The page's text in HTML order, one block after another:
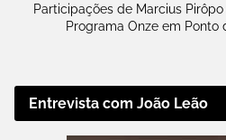
Participações de Marcius Pirôpo
Programa Onze em Ponto
Entrevista com João Leão